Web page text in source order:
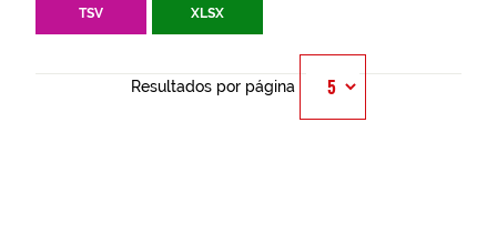
TSV XLSX
Resultados por página